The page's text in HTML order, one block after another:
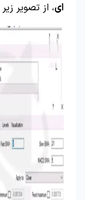
ای، از تصویر